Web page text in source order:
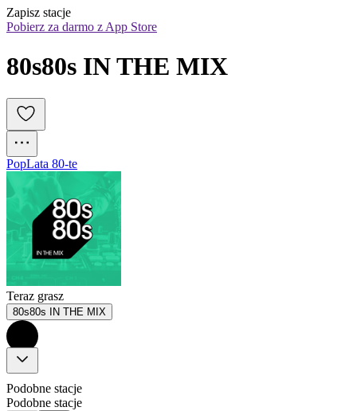
Zapisz stacje
Pobierz za darmo z App Store
80s80s IN THE MIX
PopLata 80-te
Teraz grasz
80s80s IN THE MIX
Podobne stacje
Podobne stacje